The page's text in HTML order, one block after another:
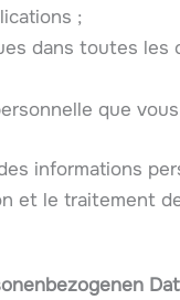
;
dans toutes
que
informations
et le traitement